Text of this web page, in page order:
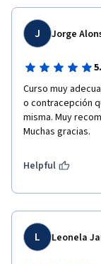
J Jorge
Curso muy
o contracepción
misma. Muy
Muchas gracias.
Helpful
L Leonela